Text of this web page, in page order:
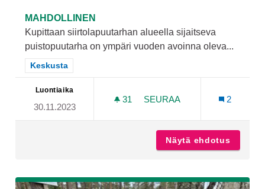
MAHDOLLINEN
Kupittaan siirtolapuutarhan alueella sijaitseva
puistopuutarha on ympäri vuoden avoinna oleva...
Rajaa tulokset teeman mukaan: Keskusta
Keskusta
Luontiaika
30.11.2023
31 31 SEURAAJAA
SEURAA
2
Näytä ehdotus